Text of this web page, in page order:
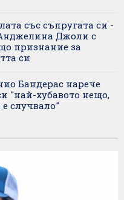
със съпругата си -
Джоли с
признание за
си
Бандерас нарече
"най-хубавото нещо,
е случвало"